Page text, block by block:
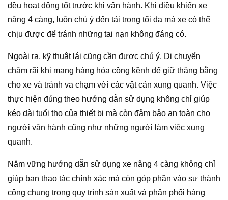
đều hoạt động tốt trước khi vận hành. Khi điều khiển xe
nâng 4 càng, luôn chú ý đến tải trọng tối đa mà xe có thể
chịu được để tránh những tai nạn không đáng có.
Ngoài ra, kỹ thuật lái cũng cần được chú ý. Di chuyển
chậm rãi khi mang hàng hóa cồng kềnh để giữ thăng bằng
cho xe và tránh va chạm với các vật cản xung quanh. Việc
thực hiện đúng theo hướng dẫn sử dụng không chỉ giúp
kéo dài tuổi thọ của thiết bị mà còn đảm bảo an toàn cho
người vận hành cũng như những người làm việc xung
quanh.
Nắm vững hướng dẫn sử dụng xe nâng 4 càng không chỉ
giúp bạn thao tác chính xác mà còn góp phần vào sự thành
công chung trong quy trình sản xuất và phân phối hàng